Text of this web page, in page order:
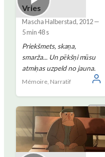
Vries
Mascha Halberstad, 2012—
5 min 48 s
Priekšmets, skaņa,
smarža... Un pēkšņi mūsu
atmiņas uzpeld no jauna.
Mémoire, Narratif